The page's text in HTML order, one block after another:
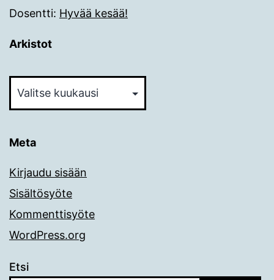
Dosentti: Hyvää kesää!
Arkistot
Meta
Kirjaudu sisään
Sisältösyöte
Kommenttisyöte
WordPress.org
Etsi